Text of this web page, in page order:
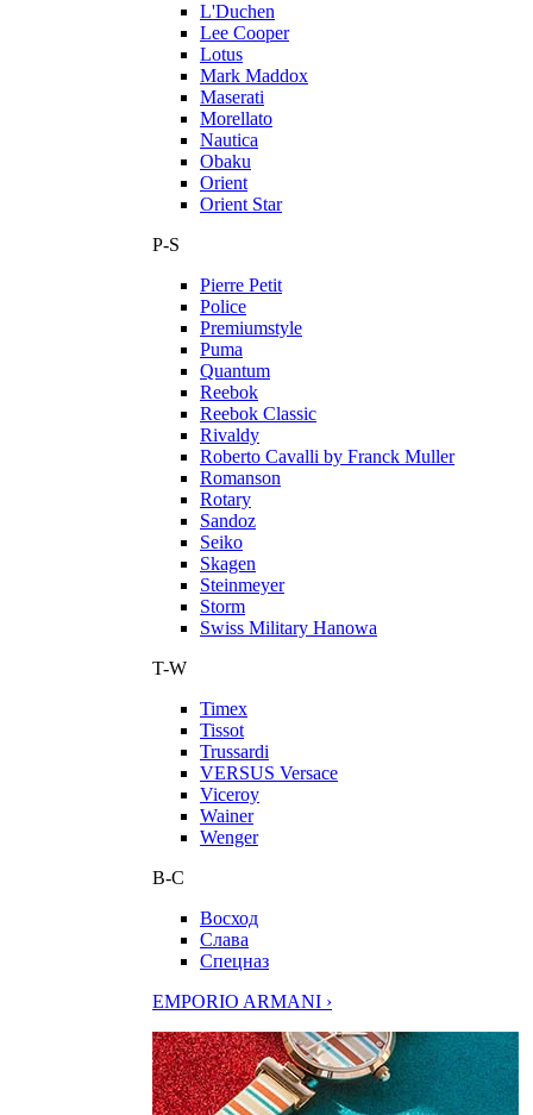
L'Duchen
Lee Cooper
Lotus
Mark Maddox
Maserati
Morellato
Nautica
Obaku
Orient
Orient Star
P-S
Pierre Petit
Police
Premiumstyle
Puma
Quantum
Reebok
Reebok Classic
Rivaldy
Roberto Cavalli by Franck Muller
Romanson
Rotary
Sandoz
Seiko
Skagen
Steinmeyer
Storm
Swiss Military Hanowa
T-W
Timex
Tissot
Trussardi
VERSUS Versace
Viceroy
Wainer
Wenger
В-С
Восход
Слава
Спецназ
EMPORIO ARMANI ›